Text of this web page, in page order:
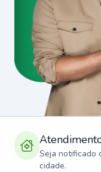
Seja notificado
cidade.